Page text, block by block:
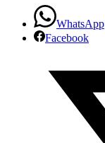
WhatsApp
Facebook